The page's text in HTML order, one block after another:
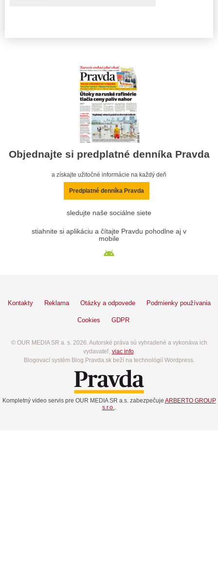
Objednajte si predplatné denníka Pravda
a získajte užitočné informácie na každý deň
Predplatné denníka Pravda
sledujte naše sociálne siete
stiahnite si aplikáciu a čítajte Pravdu pohodlne aj v
mobile
Kontakty Reklama Otázky a odpovede Podmienky používania
Cookies GDPR
© OUR MEDIA SR a. s. 2026. Autorské práva sú vyhradené a vykonáva ich
vydavateľ, viac info.
Blogovací systém Blog.Pravda.sk beží na technológií Wordpress.
Kompletný video servis pre OUR MEDIA SR a.s. zabezpečuje ARBERTO GROUP
s.r.o.